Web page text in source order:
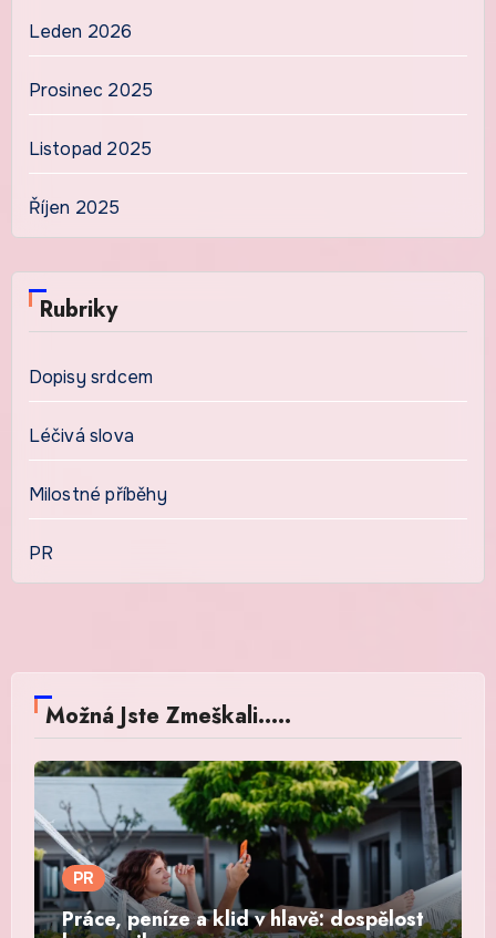
Leden 2026
Prosinec 2025
Listopad 2025
Říjen 2025
Rubriky
Dopisy srdcem
Léčivá slova
Milostné příběhy
PR
Možná Jste Zmeškali.....
PR
Práce, peníze a klid v hlavě: dospělost